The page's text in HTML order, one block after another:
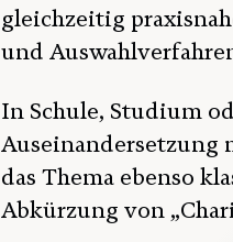
gleichzeitig
und
In Schule, Studium
Auseinandersetzung
das Thema ebenso
Abkürzung von